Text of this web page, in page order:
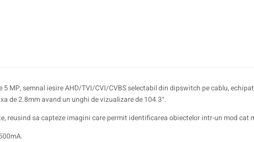
5 MP, semnal iesire AHD/TVI/CVI/CVBS selectabil din dipswitch pe cablu,
de 2.8mm avand un unghi de vizualizare de 104.3°.
reusind sa capteze imagini care permit identificarea obiectelor intr-un mod cat